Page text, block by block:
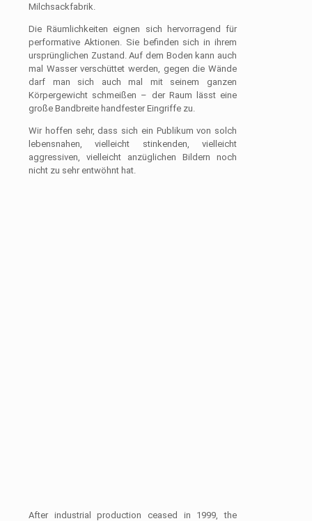
Milchsackfabrik.
Die Räumlichkeiten eignen sich hervorragend für
performative Aktionen. Sie befinden sich in ihrem
ursprünglichen Zustand. Auf dem Boden kann auch
mal Wasser verschüttet werden, gegen die Wände
darf man sich auch mal mit seinem ganzen
Körpergewicht schmeißen – der Raum lässt eine
große Bandbreite handfester Eingriffe zu.
Wir hoffen sehr, dass sich ein Publikum von solch
lebensnahen, vielleicht stinkenden, vielleicht
aggressiven, vielleicht anzüglichen Bildern noch
nicht zu sehr entwöhnt hat.
After industrial production ceased in 1999, the